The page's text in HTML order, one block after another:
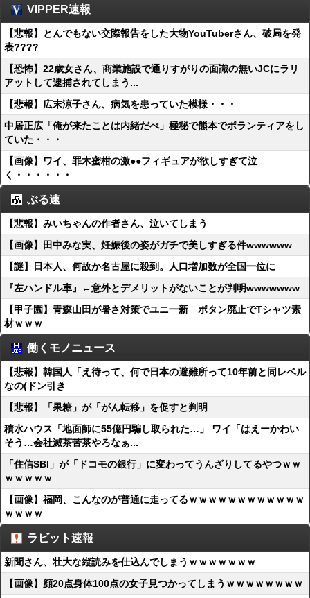
VIPPER速報
【悲報】とんでもない交際報告をした大物YouTuberさん、破局を発
表????
【恐怖】22歳女さん、商業施設で通りすがりの面識の無いJCにラリ
アットして逮捕されてしまう...
【悲報】広末涼子さん、病気を患っていた模様・・・
中居正広「俺が来たことは内緒だべ」極秘で熊本でボランティアをし
ていた・・・
【画像】ワイ、罪木蜜柑の激●●フィギュアが欲しすぎて泣
く・・・・・・
ぶる速
【悲報】みいちゃんの作者さん、泣いてしまう
【画像】田中みな実、妊娠後の姿がガチで美しすぎる件wwwwww
【謎】日本人、何故か名古屋に殺到。人口増加数が全国一位に
『左ハンドル車』←意外とデメリットがないことが判明wwwwwww
【甲子園】青森山田が暑さ対策でユニ一新 ボタン廃止でTシャツ素
材ｗｗｗ
働くモノニュース
【悲報】韓国人「え待って、何で日本の避難所って10年前と同レベル
なの(ドン引き
【悲報】「果糖」が「がん転移」を促すと判明
積水ハウス「地面師に55億円騙し取られた…」 ワイ「はえーかわい
そう…会社滅茶苦茶やろなぁ...
「住信SBI」が「ドコモの銀行」に変わってうんざりしてるやつｗｗ
ｗｗｗｗｗ
【画像】福岡、こんなのが普通に走ってるｗｗｗｗｗｗｗｗｗｗｗｗ
ｗｗｗｗ
ラビット速報
新聞さん、壮大な縦読みを仕込んでしまうｗｗｗｗｗｗｗ
【画像】顔20点身体100点の女子見つかってしまうｗｗｗｗｗｗｗｗ